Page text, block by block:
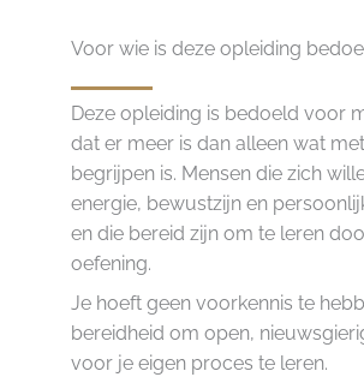
Voor wie is deze opleiding
Deze opleiding is bedoeld voor
dat er meer is dan alleen wat
begrijpen is. Mensen die zich
energie, bewustzijn en
en die bereid zijn om te leren
oefening.
Je hoeft geen voorkennis te
bereidheid om open,
voor je eigen proces te leren.